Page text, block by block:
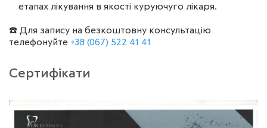
етапах лікування в якості куруючуго лікаря.
☎️ Для запису на безкоштовну консультацію
телефонуйте +38 (067) 522 41 41
Сертифікати